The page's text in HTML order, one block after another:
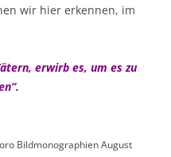
wir hier erkennen, im
erwirb es, um es zu
Bildmonographien August